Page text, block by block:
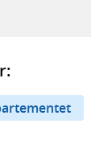
webbplats,
e-postklient,